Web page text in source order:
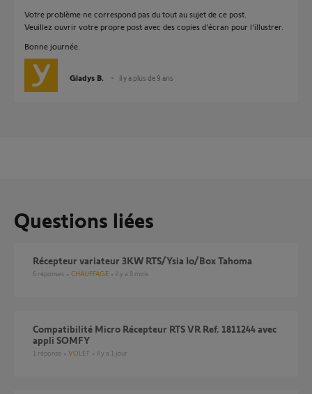
Votre problème ne correspond pas du tout au sujet de ce post.
Veuillez ouvrir votre propre post avec des copies d'écran pour l'illustrer.
Bonne journée.
Gladys B. il y a plus de 9 ans
Questions liées
Récepteur variateur 3KW RTS/Ysia Io/Box Tahoma
6 réponses CHAUFFAGE il y a 8 mois
compatibilité Micro Récepteur RTS VR Ref. 1811244 avec
appli SOMFY
1 réponse VOLET il y a 1 jour